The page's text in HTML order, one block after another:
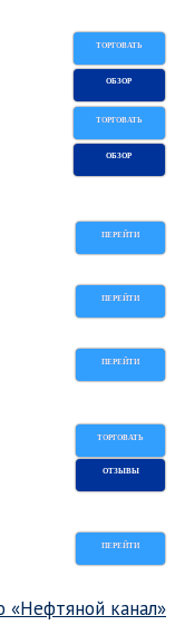
ТОРГОВАТЬ
ОБЗОР
ТОРГОВАТЬ
ОБЗОР
ПЕРЕЙТИ
ПЕРЕЙТИ
ПЕРЕЙТИ
ТОРГОВАТЬ
ОТЗЫВЫ
ПЕРЕЙТИ